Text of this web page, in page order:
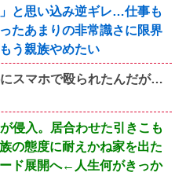
と思い込み逆ギレ…仕事も
たあまりの非常識さに限界
う親族やめたい
にスマホで殴られたんだが…
侵入。居合わせた引きこも
の態度に耐えかね家を出た
ド展開へ←人生何がきっか